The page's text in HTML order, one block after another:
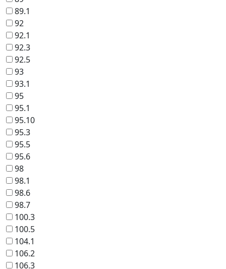
89.1
92
92.1
92.3
92.5
93
93.1
95
95.1
95.10
95.3
95.5
95.6
98
98.1
98.6
98.7
100.3
100.5
104.1
106.2
106.3